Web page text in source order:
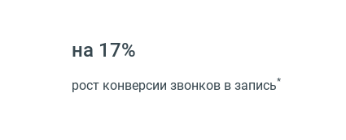
на 17%
рост конверсии звонков в запись*